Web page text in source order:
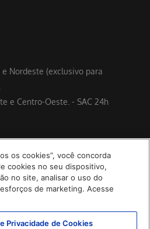
Nordeste (exclusivo para
e Centro-Oeste. - SAC 24h
os cookies”, você concorda
cookies no seu dispositivo,
no site, analisar o uso do
de marketing. Acesse
Privacidade de Cookies